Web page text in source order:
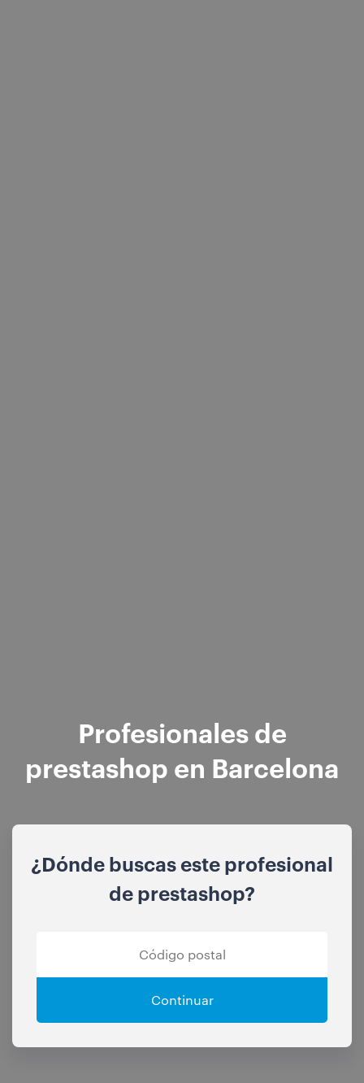
Profesionales de
prestashop en Barcelona
¿Dónde buscas este profesional
de prestashop?
Continuar